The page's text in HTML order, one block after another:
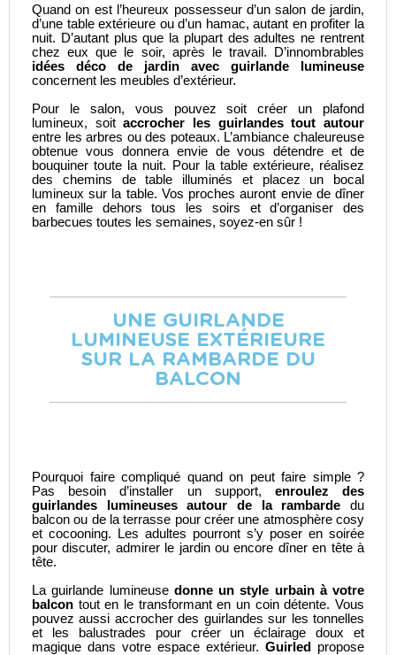
Quand on est l’heureux possesseur d’un salon de jardin,
d’une table extérieure ou d’un hamac, autant en profiter la
nuit. D’autant plus que la plupart des adultes ne rentrent
chez eux que le soir, après le travail. D’innombrables
idées déco de jardin avec guirlande lumineuse
concernent les meubles d’extérieur.
Pour le salon, vous pouvez soit créer un plafond
lumineux, soitaccrocher les guirlandes tout autour
entre les arbres ou des poteaux. L’ambiance chaleureuse
obtenue vous donnera envie de vous détendre et de
bouquiner toute la nuit. Pour la table extérieure, réalisez
des chemins de table illuminés et placez un bocal
lumineux sur la table. Vos proches auront envie de dîner
en famille dehors tous les soirs et d’organiser des
barbecues toutes les semaines, soyez-en sûr !
UNE GUIRLANDE
LUMINEUSE EXTÉRIEURE
SUR LA RAMBARDE DU
BALCON
Pourquoi faire compliqué quand on peut faire simple ?
Pas besoin d’installer un support, enroulez des
guirlandes lumineuses autour de la rambarde du
balcon ou de la terrasse pour créer une atmosphère cosy
et cocooning. Les adultes pourront s’y poser en soirée
pour discuter, admirer le jardin ou encore dîner en tête à
tête.
La guirlande lumineuse donne un style urbain à votre
balcon tout en le transformant en un coin détente. Vous
pouvez aussi accrocher des guirlandes sur les tonnelles
et les balustrades pour créer un éclairage doux et
magique dans votre espace extérieur. Guirled
propose